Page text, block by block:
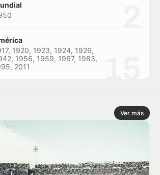
1920, 1923, 1924, 1926,
1956, 1959, 1967, 1983,
2011
Ver más